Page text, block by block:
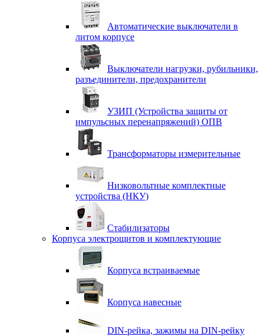
Автоматические выключатели в
литом корпусе
Выключатели нагрузки, рубильники,
разъединители, предохранители
УЗИП (Устройства защиты от
импульсных перенапряжений) ОПВ
Трансформаторы измерительные
Низковольтные комплектные
устройства (НКУ)
Стабилизаторы
Корпуса электрощитов и комплектующие
Корпуса встраиваемые
Корпуса навесные
DIN-рейка, зажимы на DIN-рейку